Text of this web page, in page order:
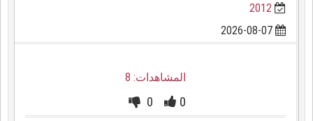
2012
المشاهدات: 8
0
0